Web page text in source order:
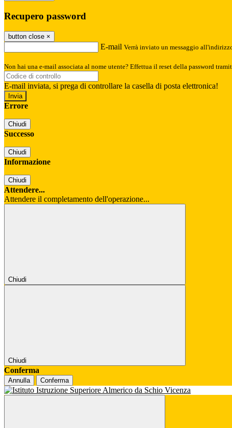
Recupero password
button close ×
E-mail Verrà inviato un messaggio
Non hai una e-mail associata al nome utente? Effettua il reset della password
E-mail inviata, si prega di controllare la casella di posta elettronica!
Errore
Chiudi
Successo
Chiudi
Informazione
Chiudi
Attendere...
Attendere il completamento dell'operazione...
Chiudi
Chiudi
Conferma
Annulla Conferma